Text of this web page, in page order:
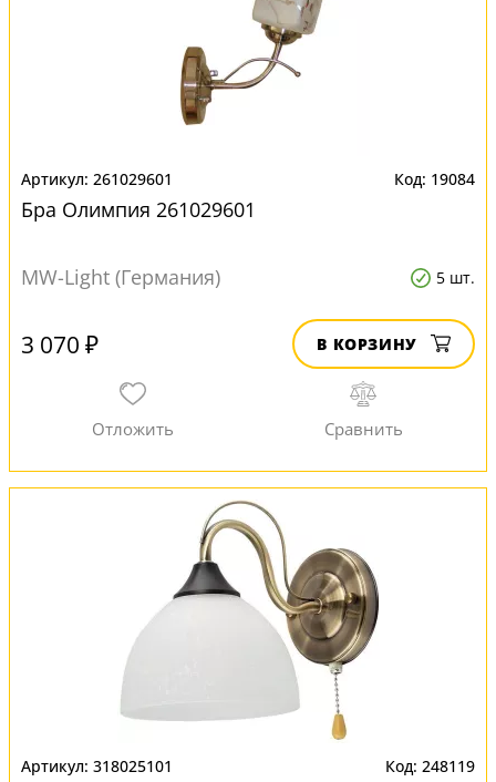
261029601 19084
Бра Олимпия 261029601
MW-Light (Германия) 5 шт.
3 070 ₽ В КОРЗИНУ
318025101 248119